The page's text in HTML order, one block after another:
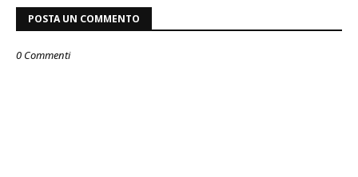
POSTA UN COMMENTO
0 Commenti